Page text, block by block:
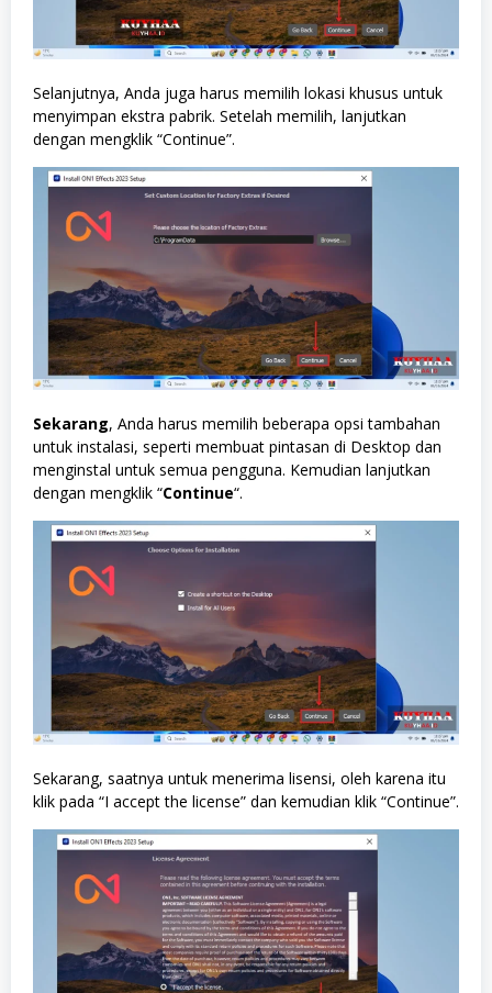
Selanjutnya, Anda juga harus memilih lokasi khusus untuk
menyimpan ekstra pabrik. Setelah memilih, lanjutkan
dengan mengklik “Continue”.
Sekarang, Anda harus memilih beberapa opsi tambahan
untuk instalasi, seperti membuat pintasan di Desktop dan
menginstal untuk semua pengguna. Kemudian lanjutkan
dengan mengklik “Continue“.
Sekarang, saatnya untuk menerima lisensi, oleh karena itu
klik pada “I accept the license” dan kemudian klik “Continue”.